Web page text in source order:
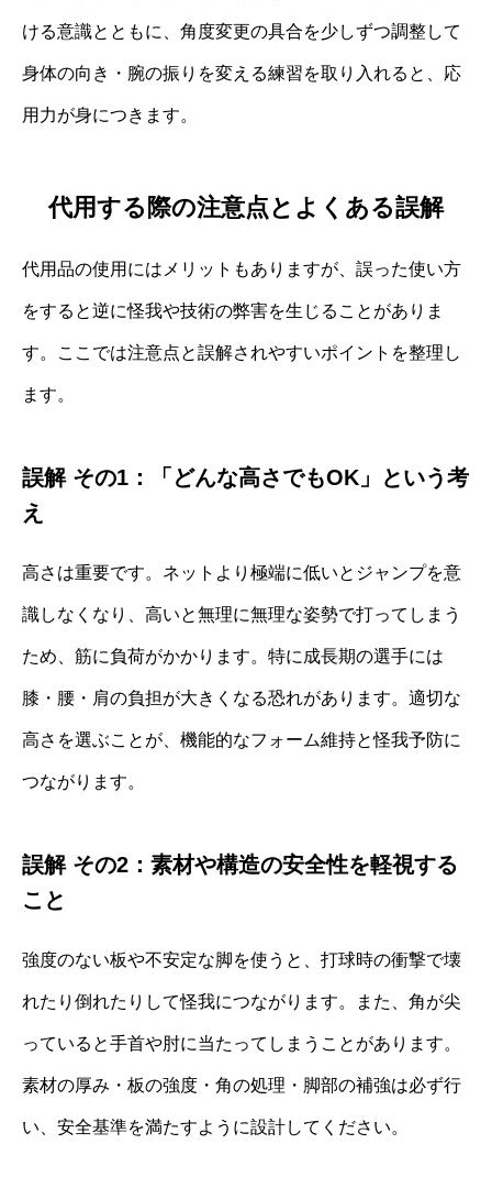
ける意識とともに、角度変更の具合を少しずつ調整して
身体の向き・腕の振りを変える練習を取り入れると、応
用力が身につきます。
代用する際の注意点とよくある誤解
代用品の使用にはメリットもありますが、誤った使い方
をすると逆に怪我や技術の弊害を生じることがありま
す。ここでは注意点と誤解されやすいポイントを整理し
ます。
誤解 その1：「どんな高さでもOK」という考
え
高さは重要です。ネットより極端に低いとジャンプを意
識しなくなり、高いと無理に無理な姿勢で打ってしまう
ため、筋に負荷がかかります。特に成長期の選手には
膝・腰・肩の負担が大きくなる恐れがあります。適切な
高さを選ぶことが、機能的なフォーム維持と怪我予防に
つながります。
誤解 その2：素材や構造の安全性を軽視する
こと
強度のない板や不安定な脚を使うと、打球時の衝撃で壊
れたり倒れたりして怪我につながります。また、角が尖
っていると手首や肘に当たってしまうことがあります。
素材の厚み・板の強度・角の処理・脚部の補強は必ず行
い、安全基準を満たすように設計してください。